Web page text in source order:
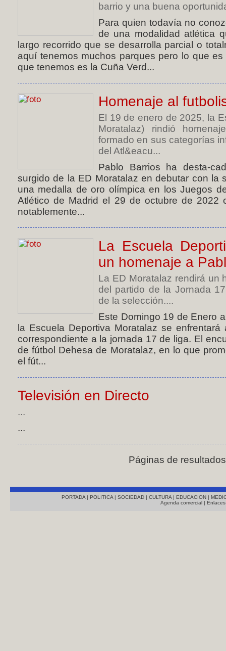
barrio y una buena
Para quien todavía no
de una modalidad atlética
largo recorrido que se desarrolla parcial o
aquí tenemos muchos parques pero lo que
que tenemos es la Cuña Verd...
Homenaje al
El 19 de enero de 2025, la
Moratalaz) rindió
formado en sus categorías
del Atl&eacu...
Pablo Barrios ha desta-
surgido de la ED Moratalaz en debutar con la
una medalla de oro olímpica en los Juegos
Atlético de Madrid el 29 de octubre de 2022
notablemente...
La Escuela
un homenaje a
La ED Moratalaz rendirá un
del partido de la Jornada
de la selección....
Este Domingo 19 de Enero
la Escuela Deportiva Moratalaz se
correspondiente a la jornada 17 de liga. El
de fútbol Dehesa de Moratalaz, en lo que
el fút...
Televisión en Directo
...
...
Páginas de
PORTADA | POLITICA | SOCIEDAD | CULTURA | EDUCACION |
Agenda comercial |Enlaces